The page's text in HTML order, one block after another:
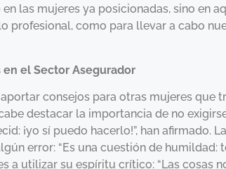
las mujeres ya posicionadas, sino en
como para llevar a cabo
el Sector Asegurador
consejos para otras mujeres que
destacar la importancia de no
¡yo sí puedo hacerlo!”, han afirmado.
error: “Es una cuestión de
a utilizar su espíritu crítico: “Las cosas